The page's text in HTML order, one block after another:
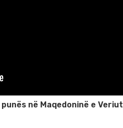
në Maqedoninë e Veriut